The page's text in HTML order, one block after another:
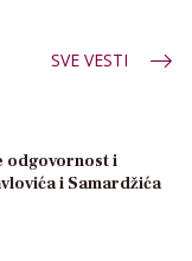
SVE VESTI
odgovornost i
i Samardžića